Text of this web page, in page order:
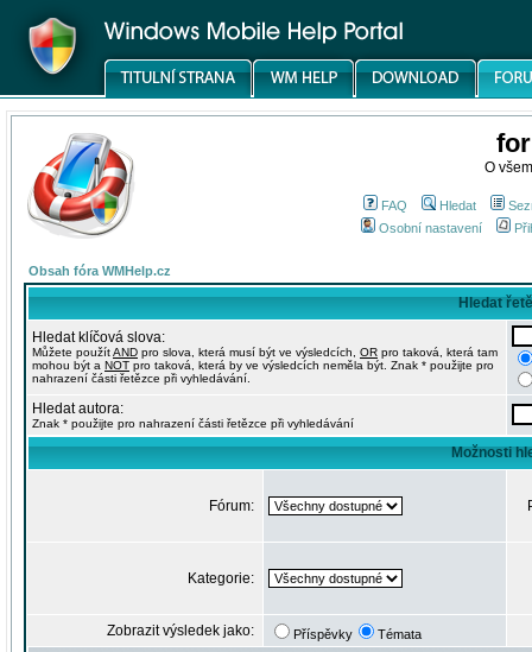
O
FAQ Hledat
Osobní nastavení
Obsah fóra WMHelp.cz
Hledat
Hledat klíčová slova:
Můžete použítAND pro slova, která musí být ve výsledcích, OR pro taková, která tam
mohou být a NOT pro taková, která by ve výsledcích neměla být. Znak * použijte pro
nahrazení části řetězce při vyhledávání.
Hledat autora:
Znak * použijte pro nahrazení části řetězce při vyhledávání
Možnosti
Fórum:
Kategorie:
Zobrazit výsledek jako: Příspěvky Témata